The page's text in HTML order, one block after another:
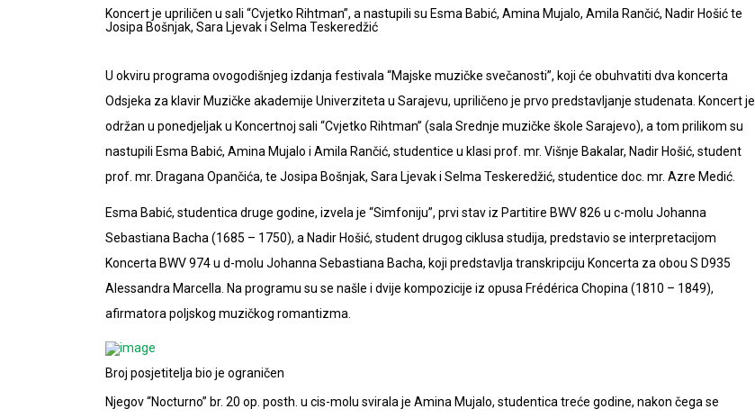
Koncert je upriličen u sali “Cvjetko Rihtman”, a nastupili su Esma Babić, Amina Mujalo, Amila Rančić, Nadir Hošić te
Josipa Bošnjak, Sara Ljevak i Selma Teskeredžić
U okviru programa ovogodišnjeg izdanja festivala “Majske muzičke svečanosti”, koji će obuhvatiti dva koncerta
Odsjeka za klavir Muzičke akademije Univerziteta u Sarajevu, upriličeno je prvo predstavljanje studenata. Koncert je
održan u ponedjeljak u Koncertnoj sali “Cvjetko Rihtman” (sala Srednje muzičke škole Sarajevo), a tom prilikom su
nastupili Esma Babić, Amina Mujalo i Amila Rančić, studentice u klasi prof. mr. Višnje Bakalar, Nadir Hošić, student
prof. mr. Dragana Opančića, te Josipa Bošnjak, Sara Ljevak i Selma Teskeredžić, studentice doc. mr. Azre Medić.
Esma Babić, studentica druge godine, izvela je “Simfoniju”, prvi stav iz Partitire BWV 826 u c-molu Johanna
Sebastiana Bacha (1685 – 1750), a Nadir Hošić, student drugog ciklusa studija, predstavio se interpretacijom
Koncerta BWV 974 u d-molu Johanna Sebastiana Bacha, koji predstavlja transkripciju Koncerta za obou S D935
Alessandra Marcella. Na programu su se našle i dvije kompozicije iz opusa Frédérica Chopina (1810 – 1849),
afirmatora poljskog muzičkog romantizma.
Broj posjetitelja bio je ograničen
Njegov “Nocturno” br. 20 op. posth. u cis-molu svirala je Amina Mujalo, studentica treće godine, nakon čega se